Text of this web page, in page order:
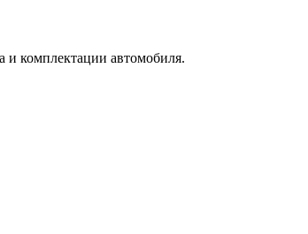
и комплектации автомобиля.